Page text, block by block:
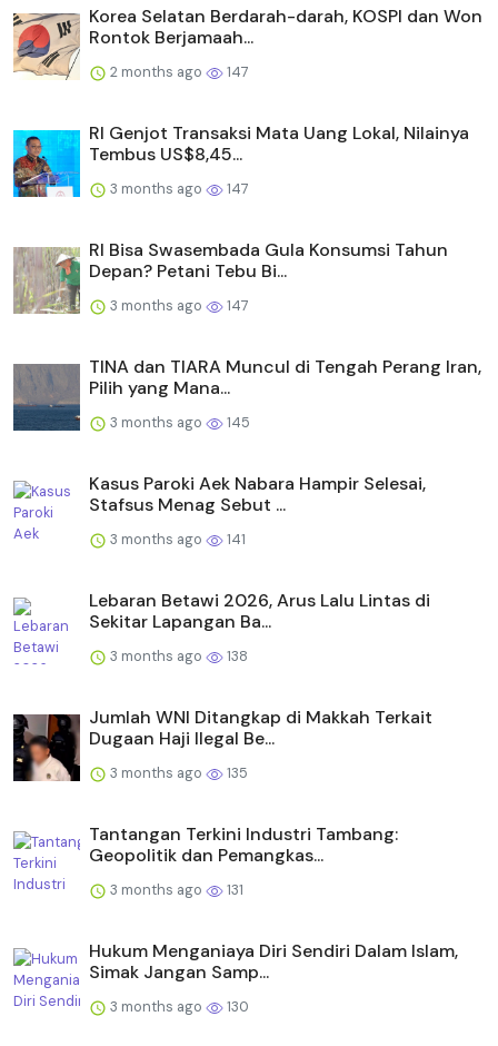
Korea Selatan Berdarah-darah, KOSPI dan Won
Rontok Berjamaah...
2 months ago 147
RI Genjot Transaksi Mata Uang Lokal, Nilainya
Tembus US$8,45...
3 months ago 147
RI Bisa Swasembada Gula Konsumsi Tahun
Depan? Petani Tebu Bi...
3 months ago 147
TINA dan TIARA Muncul di Tengah Perang Iran,
Pilih yang Mana...
3 months ago 145
Kasus Paroki Aek Nabara Hampir Selesai,
Stafsus Menag Sebut ...
3 months ago 141
Lebaran Betawi 2026, Arus Lalu Lintas di
Sekitar Lapangan Ba...
3 months ago 138
Jumlah WNI Ditangkap di Makkah Terkait
Dugaan Haji Ilegal Be...
3 months ago 135
Tantangan Terkini Industri Tambang:
Geopolitik dan Pemangkas...
3 months ago 131
Hukum Menganiaya Diri Sendiri Dalam Islam,
Simak Jangan Samp...
3 months ago 130